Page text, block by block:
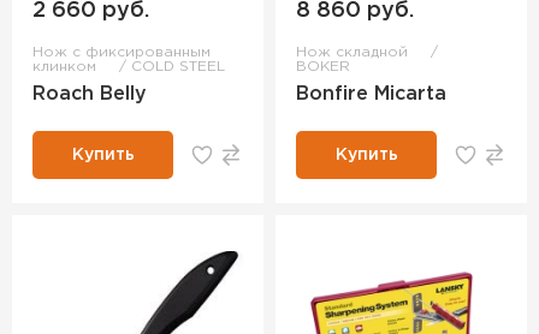
2 660 руб.
Нож с фиксированным
клинком
COLD STEEL
Roach Belly
Купить
8 860 руб.
Нож складной
BOKER
Bonfire Micarta
Купить